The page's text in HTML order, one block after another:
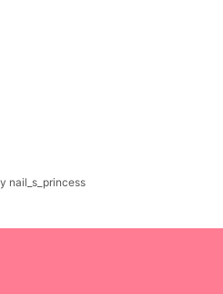
nail_s_princess